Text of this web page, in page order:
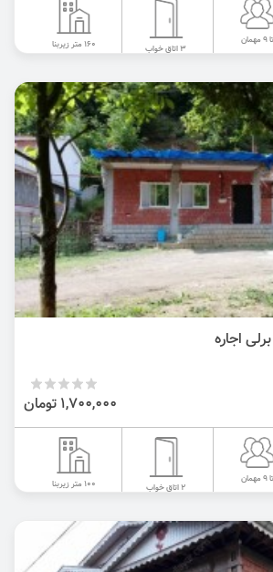
تا 9 مهمان
3 اتاق خواب 160 متر زیربنا
اجاره
1,700,000 تومان
تا 9 مهمان
2 اتاق خواب 100 متر زیربنا